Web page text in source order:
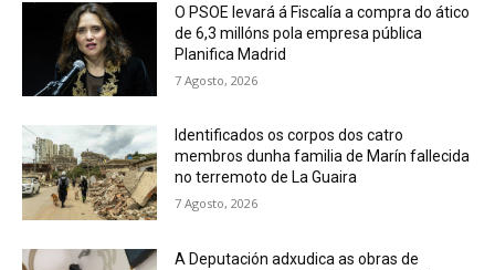
O PSOE levará á Fiscalía a compra do ático
de 6,3 millóns pola empresa pública
Planifica Madrid
7 Agosto, 2026
Identificados os corpos dos catro
membros dunha familia de Marín fallecida
no terremoto de La Guaira
7 Agosto, 2026
A Deputación adxudica as obras de